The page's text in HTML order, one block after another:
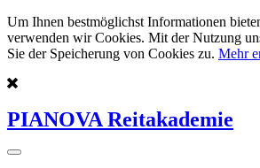
Um Ihnen bestmöglichst Informationen
verwenden wir Cookies. Mit der Nutzung
Sie der Speicherung von Cookies zu. Mehr
PIANOVA Reitakademie